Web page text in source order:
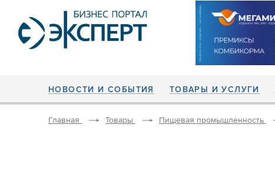
НОВОСТИ И СОБЫТИЯ ТОВАРЫ И УСЛУГИ
Главная Товары Пищевая промышленность